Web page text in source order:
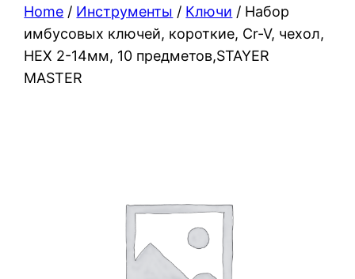
Home / Инструменты / Ключи / Набор
имбусовых ключей, короткие, Cr-V, чехол,
HEX 2-14мм, 10 предметов,STAYER
MASTER